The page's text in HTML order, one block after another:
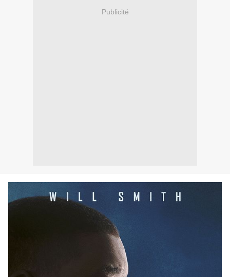
Publicité